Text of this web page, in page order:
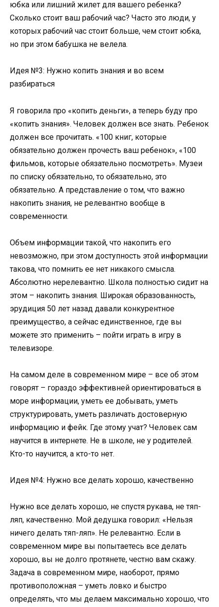
юбка или лишний жилет для вашего ребенка?
Сколько стоит ваш рабочий час? Часто это люди, у
которых рабочий час стоит больше, чем стоит юбка,
но при этом бабушка не велела.
Идея №3: Нужно копить знания и во всем
разбираться
Я говорила про «копить деньги», а теперь буду про
«копить знания». Человек должен все знать. Ребенок
должен все прочитать. «100 книг, которые
обязательно должен прочесть ваш ребенок», «100
фильмов, которые обязательно посмотреть». Музеи
по списку обязательно, то обязательно, это
обязательно. А представление о том, что важно
накопить знания, не релевантно вообще в
современности.
Объем информации такой, что накопить его
невозможно, при этом доступность этой информации
такова, что помнить ее нет никакого смысла.
Абсолютно нерелевантно. Школа полностью сидит на
этом – накопить знания. Широкая образованность,
эрудиция 50 лет назад давали конкурентное
преимущество, а сейчас единственное, где вы
можете это применить – пойти играть в игру в
телевизоре.
На самом деле в современном мире – все об этом
говорят – гораздо эффективней ориентироваться в
море информации, уметь ее добывать, уметь
структурировать, уметь различать достоверную
информацию и фейк. Где этому учат? Человек сам
научится в интернете. Не в школе, не у родителей.
Кто-то научится, а кто-то нет.
Идея №4: Нужно все делать хорошо, качественно
Нужно все делать хорошо, не спустя рукава, не тяп-
ляп, качественно. Мой дедушка говорил: «Нельзя
ничего делать тяп-ляп». Не релевантно. Если в
современном мире вы попытаетесь все делать
хорошо, вы не долго протянете, честно вам скажу.
Задача в современном мире, наоборот, прямо
противоположная – уметь ловко и быстро
определять, что мы делаем максимально хорошо, что